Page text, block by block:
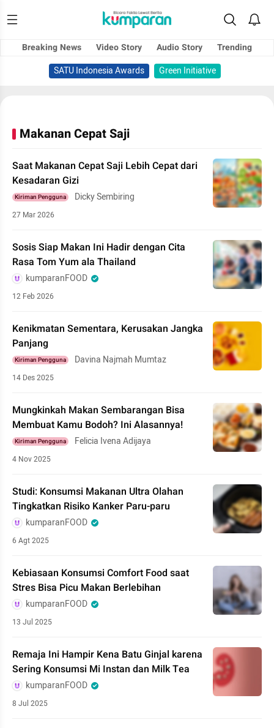
Breaking News Video Story Audio Story
Trending
SATU Indonesia Awards
Green Initiative
Makanan Cepat Saji
Saat Makanan Cepat Saji Lebih Cepat dari
Kesadaran Gizi
Kiriman Pengguna Dicky Sembiring
27 Mar 2026
Sosis Siap Makan Ini Hadir dengan Cita
Rasa Tom Yum ala Thailand
kumparanFOOD
12 Feb 2026
Kenikmatan Sementara, Kerusakan Jangka
Panjang
Kiriman Pengguna Davina Najmah Mumtaz
14 Des 2025
Mungkinkah Makan Sembarangan Bisa
Membuat Kamu Bodoh? Ini Alasannya!
Kiriman Pengguna Felicia Ivena Adijaya
4 Nov 2025
Studi: Konsumsi Makanan Ultra Olahan
Tingkatkan Risiko Kanker Paru-paru
kumparanFOOD
6 Agt 2025
Kebiasaan Konsumsi Comfort Food saat
Stres Bisa Picu Makan Berlebihan
kumparanFOOD
13 Jul 2025
Remaja Ini Hampir Kena Batu Ginjal karena
Sering Konsumsi Mi Instan dan Milk Tea
kumparanFOOD
8 Jul 2025